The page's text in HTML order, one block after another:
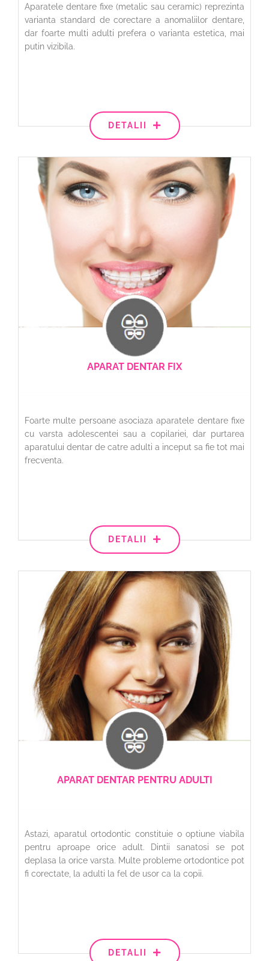
Aparatele dentare fixe (metalic sau ceramic) reprezinta
varianta standard de corectare a anomaliilor dentare,
dar foarte multi adulti prefera o varianta estetica, mai
putin vizibila.
DETALII
APARAT DENTAR FIX
Foarte multe persoane asociaza aparatele dentare fixe
cu varsta adolescentei sau a copilariei, dar purtarea
aparatului dentar de catre adulti a inceput sa fie tot mai
frecventa.
DETALII
APARAT DENTAR PENTRU ADULTI
Astazi, aparatul ortodontic constituie o optiune viabila
pentru aproape orice adult. Dintii sanatosi se pot
deplasa la orice varsta. Multe probleme ortodontice pot
fi corectate, la adulti la fel de usor ca la copii.
DETALII